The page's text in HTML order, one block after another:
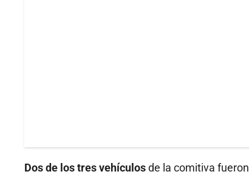
Dos de los tres vehículosde la comitiva fueron